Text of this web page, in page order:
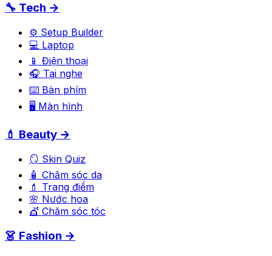
🔧 Tech →
⚙️ Setup Builder
💻 Laptop
📱 Điện thoại
🎧 Tai nghe
⌨️ Bàn phím
🖥️ Màn hình
💄 Beauty →
🪞 Skin Quiz
🧴 Chăm sóc da
💄 Trang điểm
🌸 Nước hoa
💇 Chăm sóc tóc
👗 Fashion →